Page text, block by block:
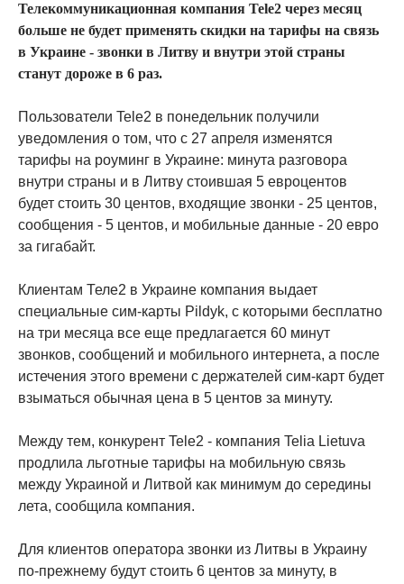
Телекоммуникационная компания Tele2 через месяц
больше не будет применять скидки на тарифы на связь
в Украине - звонки в Литву и внутри этой страны
станут дороже в 6 раз.
Пользователи Tele2 в понедельник получили
уведомления о том, что с 27 апреля изменятся
тарифы на роуминг в Украине: минута разговора
внутри страны и в Литву стоившая 5 евроцентов
будет стоить 30 центов, входящие звонки - 25 центов,
сообщения - 5 центов, и мобильные данные - 20 евро
за гигабайт.
Клиентам Теле2 в Украине компания выдает
специальные сим-карты Pildyk, с которыми бесплатно
на три месяца все еще предлагается 60 минут
звонков, сообщений и мобильного интернета, а после
истечения этого времени с держателей сим-карт будет
взыматься обычная цена в 5 центов за минуту.
Между тем, конкурент Tele2 - компания Telia Lietuva
продлила льготные тарифы на мобильную связь
между Украиной и Литвой как минимум до середины
лета, сообщила компания.
Для клиентов оператора звонки из Литвы в Украину
по-прежнему будут стоить 6 центов за минуту, в